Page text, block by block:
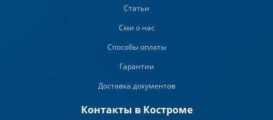
Статьи
Сми о нас
Способы оплаты
Гарантии
Доставка документов
Контакты в Костроме